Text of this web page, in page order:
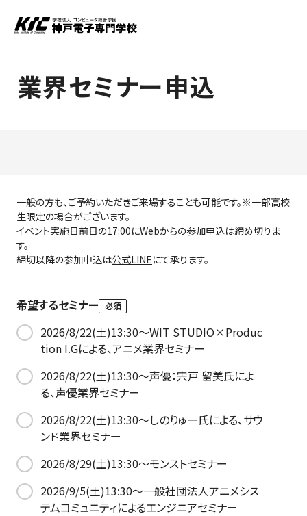
業界セミナー申込
一般の方も、ご予約いただきご来場することも可能です。※一部高校
生限定の場合がございます。
イベント実施日前日の17:00にWebからの参加申込は締め切りま
す。
締切以降の参加申込は公式LINEにて承ります。
希望するセミナー 必須
2026/8/22(土)13:30～WIT STUDIO×Produc
tion I.Gによる、アニメ業界セミナー
2026/8/22(土)13:30～声優：宍戸 留美氏によ
る、声優業界セミナー
2026/8/22(土)13:30～しのりゅー氏による、サウ
ンド業界セミナー
2026/8/29(土)13:30～モンストセミナー
2026/9/5(土)13:30～一般社団法人アニメシス
テムコミュニティによるエンジニアセミナー